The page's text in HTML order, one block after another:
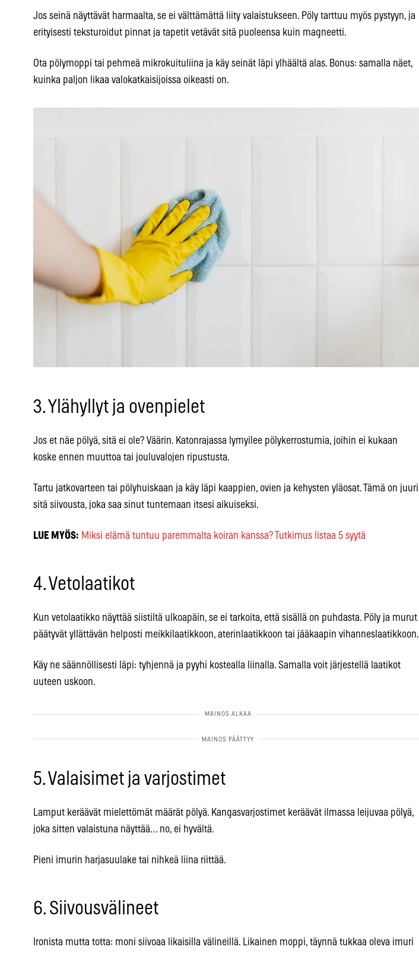
Jos seinä näyttävät harmaalta, se ei välttämättä liity valaistukseen. Pöly tarttuu myös pystyyn, ja
erityisesti teksturoidut pinnat ja tapetit vetävät sitä puoleensa kuin magneetti.
Ota pölymoppi tai pehmeä mikrokuituliina ja käy seinät läpi ylhäältä alas. Bonus: samalla näet,
kuinka paljon likaa valokatkaisijoissa oikeasti on.
3. Ylähyllyt ja ovenpielet
Jos et näe pölyä, sitä ei ole? Väärin. Katonrajassa lymyilee pölykerrostumia, joihin ei kukaan
koske ennen muuttoa tai jouluvalojen ripustusta.
Tartu jatkovarteen tai pölyhuiskaan ja käy läpi kaappien, ovien ja kehysten yläosat. Tämä on juuri
sitä siivousta, joka saa sinut tuntemaan itsesi aikuiseksi.
LUE MYÖS: Miksi elämä tuntuu paremmalta koiran kanssa? Tutkimus listaa 5 syytä
4. Vetolaatikot
Kun vetolaatikko näyttää siistiltä ulkoapäin, se ei tarkoita, että sisällä on puhdasta. Pöly ja murut
päätyvät yllättävän helposti meikkilaatikkoon, aterinlaatikkoon tai jääkaapin vihanneslaatikkoon.
Käy ne säännöllisesti läpi: tyhjennä ja pyyhi kostealla liinalla. Samalla voit järjestellä laatikot
uuteen uskoon.
5. Valaisimet ja varjostimet
Lamput keräävät mielettömät määrät pölyä. Kangasvarjostimet keräävät ilmassa leijuvaa pölyä,
joka sitten valaistuna näyttää… no, ei hyvältä.
Pieni imurin harjasuulake tai nihkeä liina riittää.
6. Siivousvälineet
Ironista mutta totta: moni siivoaa likaisilla välineillä. Likainen moppi, täynnä tukkaa oleva imuri